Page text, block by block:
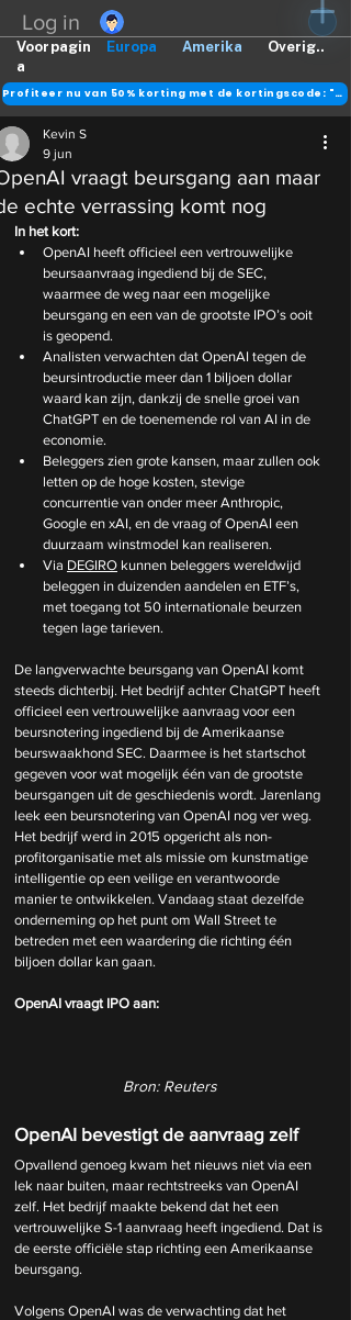
Log in
Europa Amerika Overig..
Voorpagin
a
Profiteer nu van 50% korting met de kortingscode: "DANK"
vraagt beursgang aan maar
echte verrassing komt nog
Kevin S
9 jun
In het kort:
OpenAI heeft officieel een vertrouwelijke
beursaanvraag ingediend bij de SEC,
waarmee de weg naar een mogelijke
beursgang en een van de grootste IPO’s ooit
is geopend.
Analisten verwachten dat OpenAI tegen de
beursintroductie meer dan 1 biljoen dollar
waard kan zijn, dankzij de snelle groei van
ChatGPT en de toenemende rol van AI in de
economie.
Beleggers zien grote kansen, maar zullen ook
letten op de hoge kosten, stevige
concurrentie van onder meer Anthropic,
Google en xAI, en de vraag of OpenAI een
duurzaam winstmodel kan realiseren.
Via DEGIRO kunnen beleggers wereldwijd
beleggen in duizenden aandelen en ETF’s,
met toegang tot 50 internationale beurzen
tegen lage tarieven.
De langverwachte beursgang van OpenAI komt
steeds dichterbij. Het bedrijf achter ChatGPT heeft
officieel een vertrouwelijke aanvraag voor een
beursnotering ingediend bij de Amerikaanse
beurswaakhond SEC. Daarmee is het startschot
gegeven voor wat mogelijk één van de grootste
beursgangen uit de geschiedenis wordt. Jarenlang
leek een beursnotering van OpenAI nog ver weg.
Het bedrijf werd in 2015 opgericht als non-
profitorganisatie met als missie om kunstmatige
intelligentie op een veilige en verantwoorde
manier te ontwikkelen. Vandaag staat dezelfde
onderneming op het punt om Wall Street te
betreden met een waardering die richting één
biljoen dollar kan gaan.
OpenAI vraagt IPO aan:
Bron: Reuters
OpenAI bevestigt de aanvraag zelf
Opvallend genoeg kwam het nieuws niet via een
lek naar buiten, maar rechtstreeks van OpenAI
zelf. Het bedrijf maakte bekend dat het een
vertrouwelijke S-1 aanvraag heeft ingediend. Dat is
de eerste officiële stap richting een Amerikaanse
beursgang.
Volgens OpenAI was de verwachting dat het